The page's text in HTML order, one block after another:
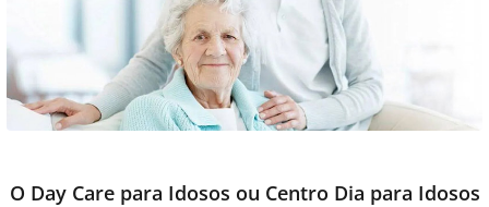
O Day Care para Idosos ou Centro Dia para Idosos